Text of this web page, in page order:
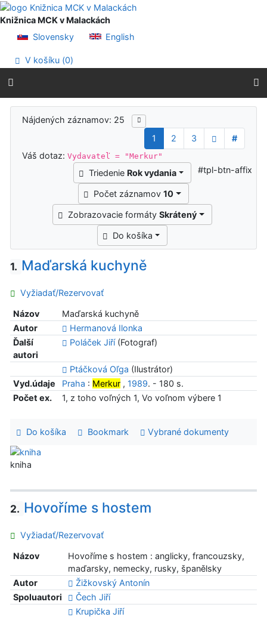
Prejsť na obsah
Prejsť na menu
Knižnica MCK v Malackách
Slovensky
English
V košíku (0)
Výsledky vyhľadávania
Nájdených záznamov: 25
1
2 3
#
Váš dotaz:Vydavateľ = "Merkur"
Triedenie Rok vydania
Počet záznamov10
Zobrazovacie formátySkrátený
Do košíka
#tpl-btn-affix
1. Maďarská kuchyně
Vyžiadať/Rezervovať
Názov
Maďarská kuchyně
Autor
Hermanová Ilonka
Ďalší
autori
Poláček Jiří(Fotograf)
Ptáčková Oľga (Ilustrátor)
Vyd.údaje
Praha : Merkur, 1989. - 180 s.
Počet ex.
1, z toho voľných 1, Vo voľnom výbere 1
Do košíka Bookmark Vybrané dokumenty
kniha
2. Hovoříme s hostem
Vyžiadať/Rezervovať
Názov
Hovoříme s hostem : anglicky, francouzsky,
maďarsky, nemecky, rusky, španělsky
Autor
Žižkovský Antonín
Spoluautori
Čech Jiří
Krupička Jiří